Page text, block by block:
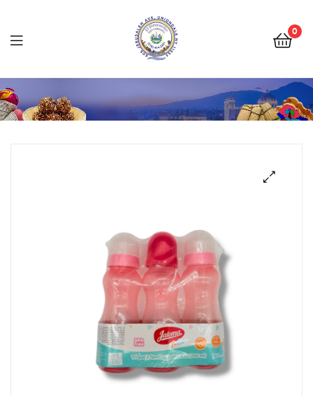
Tienda
Salvadoreña
0
Salvadoreña
Online